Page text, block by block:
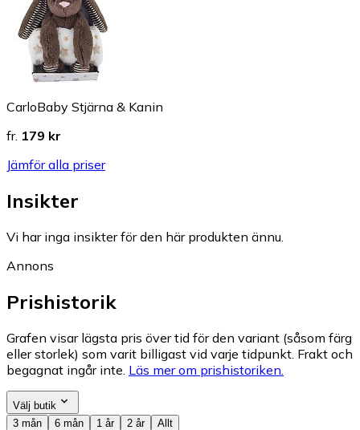
CarloBaby Stjärna & Kanin
fr. 179 kr
Jämför alla priser
Insikter
Vi har inga insikter för den här produkten ännu.
Annons
Prishistorik
Grafen visar lägsta pris över tid för den variant (såsom färg
eller storlek) som varit billigast vid varje tidpunkt. Frakt och
begagnat ingår inte. Läs mer om prishistoriken.
Välj butik
3 mån
6 mån 1 år 2 år Allt